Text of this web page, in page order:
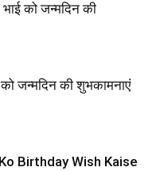
को जन्मदिन की
जन्मदिन की शुभकामनाएं
Birthday Wish Kaise